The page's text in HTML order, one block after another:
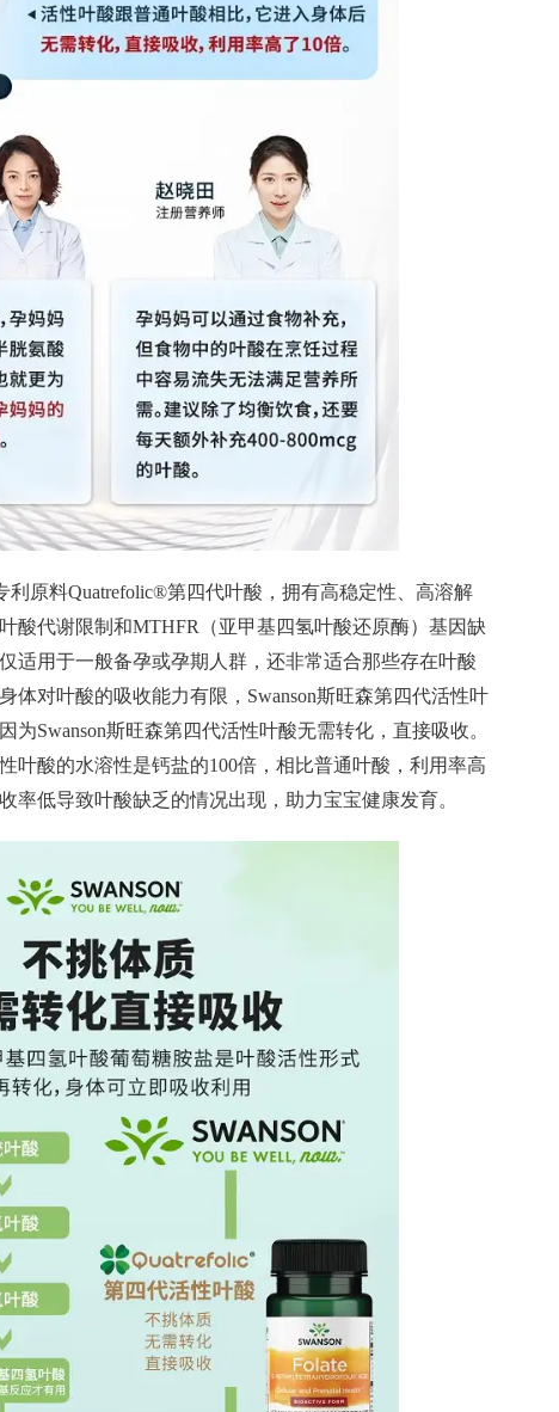
利原料Quatrefolic®第四代叶酸，拥有高稳定性 、高溶解
酸代谢限制和MTHFR（亚甲基四氢叶酸还原酶）基因缺
适用于一般备孕或孕期人群，还非常适合那些存在叶酸
体对叶酸的吸收能力有限，Swanson斯旺森第四代活性叶
为Swanson斯旺森第四代活性叶酸无需转化，直接吸收。
性叶酸的水溶性是钙盐的100倍，相比普通叶酸，利用率高
率低导致叶酸缺乏的情况出现，助力宝宝健康发育。